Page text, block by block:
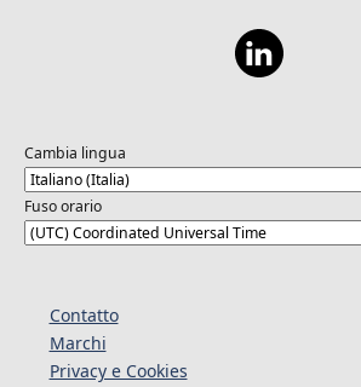
Cambia lingua
Fuso orario
Contatto
Marchi
Privacy e Cookies